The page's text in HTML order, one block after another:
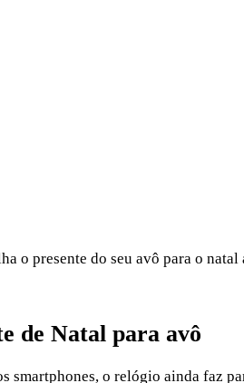
o presente do seu avô para o natal
de Natal para avô
smartphones, o relógio ainda faz